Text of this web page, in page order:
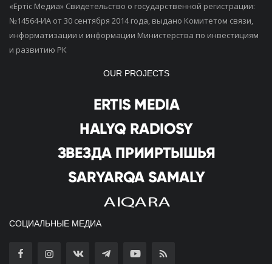
«Ертiс Медиа» Свидетельство о государственной регистрации:
№14564-ИА от 30 сентября 2014 года, выдано Комитетом связи,
информатизации и информации Министерства по инвестициям
и развитию РК
OUR PROJECTS
СОЦИАЛЬНЫЕ МЕДИА